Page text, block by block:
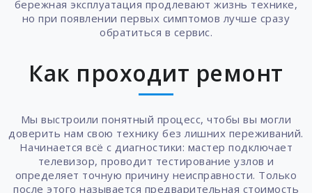
бережная эксплуатация продлевают жизнь технике,
но при появлении первых симптомов лучше сразу
обратиться в сервис.
Как проходит ремонт
Мы выстроили понятный процесс, чтобы вы могли
доверить нам свою технику без лишних переживаний.
Начинается всё с диагностики: мастер подключает
телевизор, проводит тестирование узлов и
определяет точную причину неисправности. Только
после этого называется предварительная стоимость